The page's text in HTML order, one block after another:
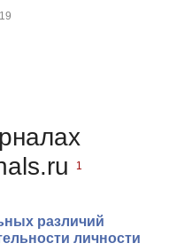
1
различий
личности